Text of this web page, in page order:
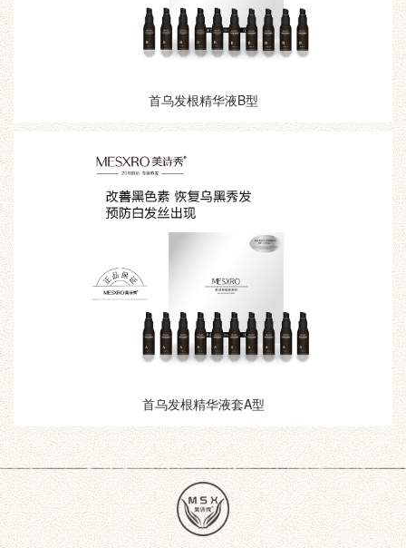
首乌发根精华液B型
首乌发根精华液套A型